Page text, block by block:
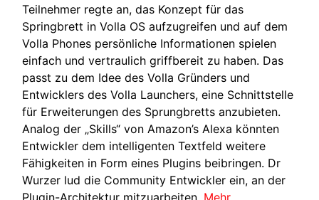
Teilnehmer regte an, das Konzept für das
Springbrett in Volla OS aufzugreifen und auf dem
Volla Phones persönliche Informationen spielen
einfach und vertraulich griffbereit zu haben. Das
passt zu dem Idee des Volla Gründers und
Entwicklers des Volla Launchers, eine Schnittstelle
für Erweiterungen des Sprungbretts anzubieten.
Analog der „Skills“ von Amazon’s Alexa könnten
Entwickler dem intelligenten Textfeld weitere
Fähigkeiten in Form eines Plugins beibringen. Dr
Wurzer lud die Community Entwickler ein, an der
Plugin-Architektur mitzuarbeiten. Mehr